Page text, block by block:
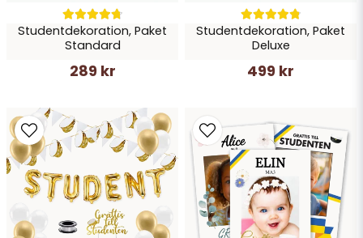
Skicka fråga
Studentdekoration, Paket
Standard
289 kr
Studentdekoration, Paket
Deluxe
499 kr